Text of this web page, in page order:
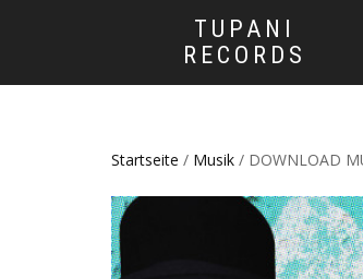
TUPANI
RECORDS
Startseite / Musik / DOWNLOAD